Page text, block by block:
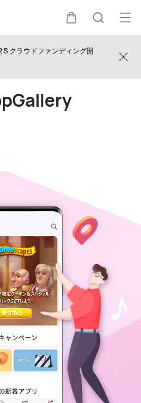
カ
ト
検
オ
プ
ン
S クラウドファンディング開